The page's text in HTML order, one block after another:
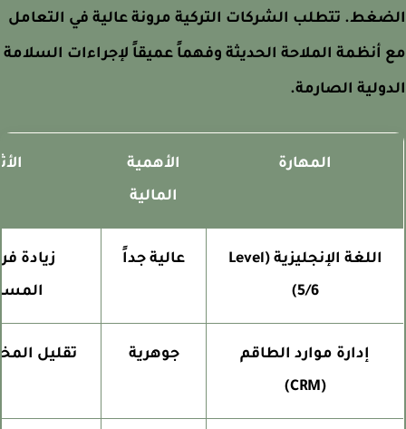
تتطلب الشركات التركية مرونة عالية في التعامل
أنظمة الملاحة الحديثة وفهماً عميقاً لإجراءات السلامة
الصارمة.
المهارة
الأهمية
المالية
اللغة الإنجليزية (Level
5/6)
عالية جداً
زيادة
إدارة موارد الطاقم
جوهرية
تقليل